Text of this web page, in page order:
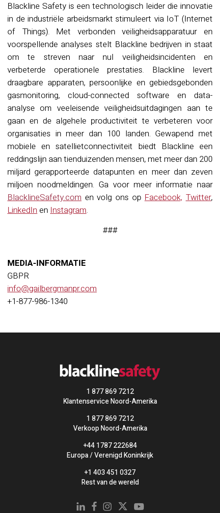
Blackline Safety is een technologisch leider die innovatie
in de industriële arbeidsmarkt stimuleert via IoT (Internet
of Things). Met verbonden veiligheidsapparatuur en
voorspellende analyses stelt Blackline bedrijven in staat
om te streven naar nul veiligheidsincidenten en
verbeterde operationele prestaties. Blackline levert
draagbare apparaten, persoonlijke en gebiedsgebonden
gasmonitoring, cloud-connected software en data-
analyse om veeleisende veiligheidsuitdagingen aan te
gaan en de algehele productiviteit te verbeteren voor
organisaties in meer dan 100 landen. Gewapend met
mobiele en satellietconnectiviteit biedt Blackline een
reddingslijn aan tienduizenden mensen, met meer dan 200
miljard gerapporteerde datapunten en meer dan zeven
miljoen noodmeldingen. Ga voor meer informatie naar
BlacklineSafety.com en volg ons opFacebook, Twitter,
LinkedInen Instagram.
###
MEDIA-INFORMATIE
GBPR
info@gailbergmanpr.com
+1-877-986-1340
1 877 869 7212
Klantenservice Noord-Amerika
1 877 869 7212
Verkoop Noord-Amerika
+44 1787 222684
Europa / Verenigd Koninkrijk
+1 403 451 0327
Rest van de wereld